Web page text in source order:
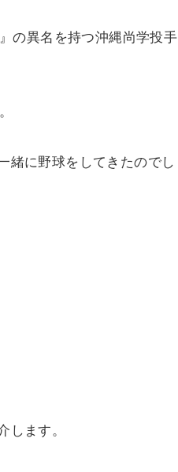
の異名を持つ沖縄尚学投手
緒に野球をしてきたのでし
ます。